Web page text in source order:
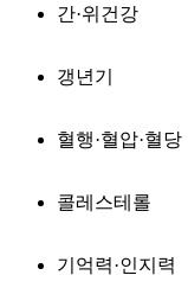
간·위건강
갱년기
혈행·혈압·혈당
콜레스테롤
기억력·인지력